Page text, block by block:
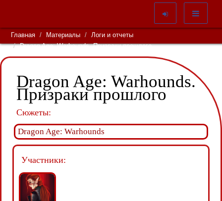
Главная Материалы
Логи и отчеты
Dragon Age: Warhounds. Призраки прошлого
Dragon Age: Warhounds.
Призраки прошлого
Сюжеты:
Dragon Age: Warhounds
Участники: